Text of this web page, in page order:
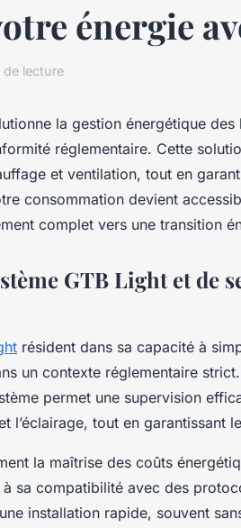
énergie
de lecture
la gestion énergétique
réglementaire. Cette
et ventilation, tout en
consommation devient
complet vers une transition
GTB Light et de
résident dans sa capacité à
un contexte réglementaire
permet une supervision
l’éclairage, tout en garantissant
la maîtrise des coûts
à sa compatibilité avec des
installation rapide, souvent